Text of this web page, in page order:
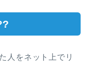
人をネット上でリ